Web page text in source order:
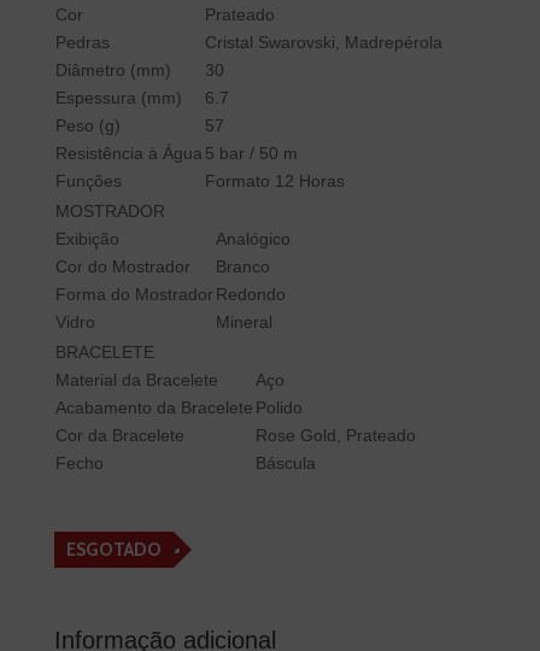
Cor
Prateado
Pedras
Cristal Swarovski, Madrepérola
Diâmetro (mm)
30
Espessura (mm)
6.7
Peso (g)
57
Resistência à Água 5 bar / 50 m
Funções
Formato 12 Horas
MOSTRADOR
Exibição
Analógico
Cor do Mostrador
Branco
Forma do Mostrador Redondo
Vidro
Mineral
BRACELETE
Material da Bracelete
Aço
Acabamento da Bracelete Polido
Cor da Bracelete
Rose Gold, Prateado
Fecho
Báscula
ESGOTADO
Informação adicional